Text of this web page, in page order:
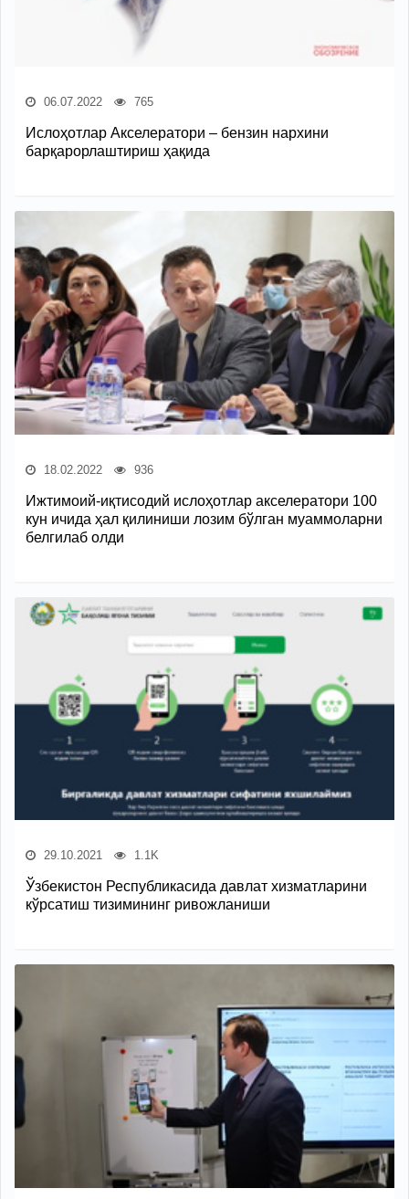
06.07.2022 765
Ислоҳотлар Акселератори – бензин нархини
барқарорлаштириш ҳақида
18.02.2022 936
Ижтимоий-иқтисодий ислоҳотлар акселератори 100
кун ичида ҳал қилиниши лозим бўлган муаммоларни
белгилаб олди
29.10.2021 1.1K
Ўзбекистон Республикасида давлат хизматларини
кўрсатиш тизимининг ривожланиши